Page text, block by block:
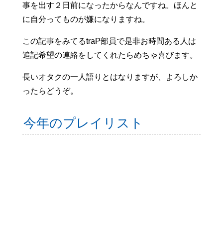
事を出す２日前になったからなんですね。ほんと
に自分ってものが嫌になりますね。
この記事をみてるtraP部員で是非お時間ある人は
追記希望の連絡をしてくれたらめちゃ喜びます。
長いオタクの一人語りとはなりますが、よろしか
ったらどうぞ。
今年のプレイリスト